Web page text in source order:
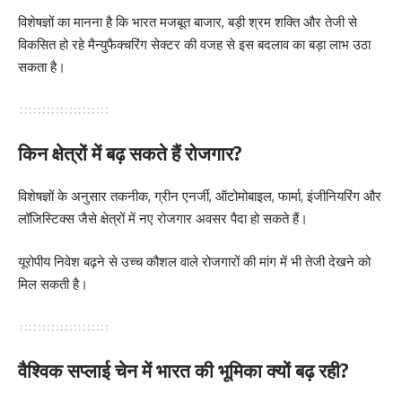
विशेषज्ञों का मानना है कि भारत मजबूत बाजार, बड़ी श्रम शक्ति और तेजी से
विकसित हो रहे मैन्युफैक्चरिंग सेक्टर की वजह से इस बदलाव का बड़ा लाभ उठा
सकता है।
किन क्षेत्रों में बढ़ सकते हैं रोजगार?
विशेषज्ञों के अनुसार तकनीक, ग्रीन एनर्जी, ऑटोमोबाइल, फार्मा, इंजीनियरिंग और
लॉजिस्टिक्स जैसे क्षेत्रों में नए रोजगार अवसर पैदा हो सकते हैं।
यूरोपीय निवेश बढ़ने से उच्च कौशल वाले रोजगारों की मांग में भी तेजी देखने को
मिल सकती है।
वैश्विक सप्लाई चेन में भारत की भूमिका क्यों बढ़ रही?